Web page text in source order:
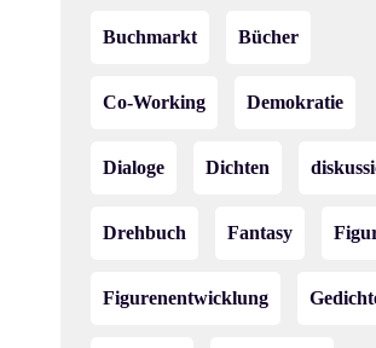
Buchmarkt Bücher
Co-Working Demokratie
Dialoge Dichten
Drehbuch Fantasy
Figurenentwicklung